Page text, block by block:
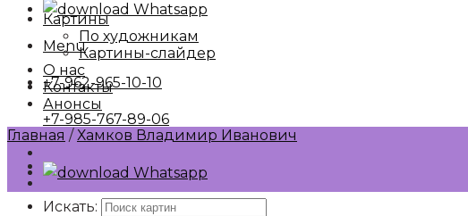
Whatsapp
Menu
+7-962-965-10-10
+7-985-767-89-06
Whatsapp
Искать:
Картины
По художникам
Картины-слайдер
О нас
Контакты
Анонсы
Главная / Хамков Владимир Иванович